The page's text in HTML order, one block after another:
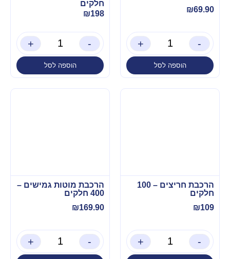
₪69.90
-
+
הוספה לסל
חלקים
₪198
-
+
הוספה לסל
הרכבת חריצים – 100
חלקים
₪109
-
+
הרכבת מוטות גמישים –
400 חלקים
₪169.90
-
+